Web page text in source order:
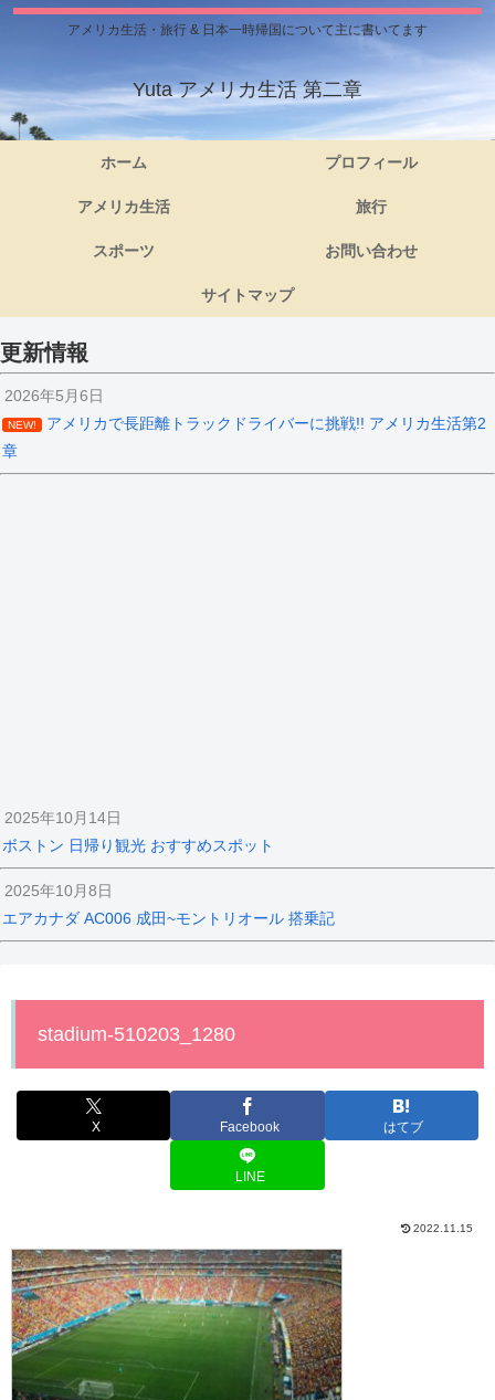
アメリカ生活・旅行 & 日本一時帰国について主に書いてます
Yuta アメリカ生活 第二章
ホーム プロフィール
アメリカ生活 旅行
スポーツ お問い合わせ
サイトマップ
更新情報
2026年5月6日
NEW!
アメリカで長距離トラックドライバーに挑戦!! アメリカ生活第2
章
2025年10月14日
ボストン 日帰り観光 おすすめスポット
2025年10月8日
エアカナダ AC006 成田~モントリオール 搭乗記
stadium-510203_1280
X Facebook はてブ
LINE
2022.11.15